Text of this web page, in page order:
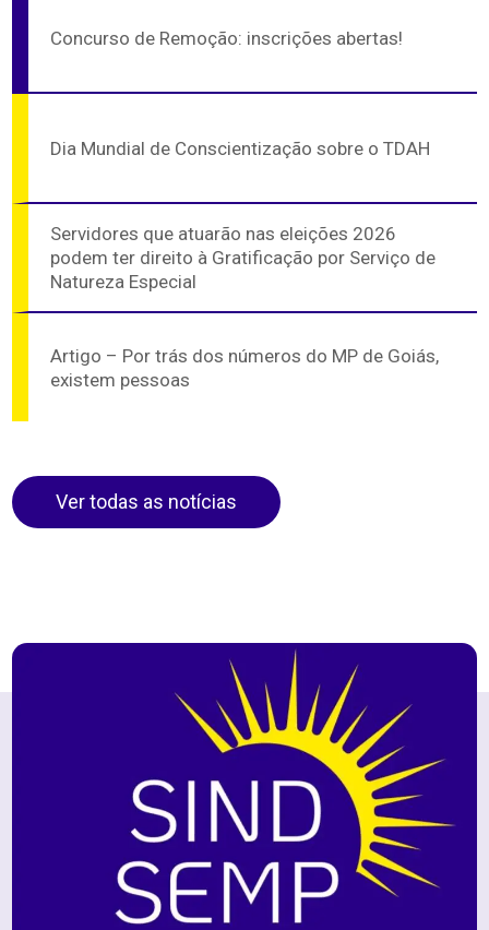
Concurso de Remoção: inscrições abertas!
Dia Mundial de Conscientização sobre o TDAH
Servidores que atuarão nas eleições 2026
podem ter direito à Gratificação por Serviço de
Natureza Especial
Artigo – Por trás dos números do MP de Goiás,
existem pessoas
Ver todas as notícias